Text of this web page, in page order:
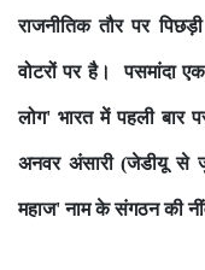
राजनीतिक तौर पर
वोटरों पर है। पसमांदा
लोग' भारत में पहली बार
अनवर अंसारी (जेडीयू से
महाज' नाम के संगठन की